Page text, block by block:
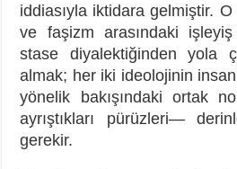
iddiasıyla iktidara gelmiştir.
ve faşizm arasındaki
stase diyalektiğinden yola
almak; her iki ideolojinin
yönelik bakışındaki ortak
ayrıştıkları pürüzleri—
gerekir.